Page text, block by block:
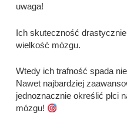
uwaga!
Ich skuteczność
wielkość mózgu.
Wtedy ich trafność spada
Nawet najbardziej
jednoznacznie określić płci
mózgu!